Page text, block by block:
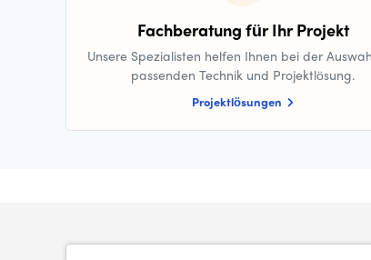
Fachberatung für Ihr Projekt
Unsere Spezialisten helfen Ihnen bei der
passenden Technik und Projektlösung.
Projektlösungen